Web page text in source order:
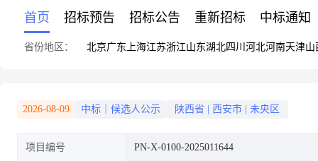
首页 招标预告 招标公告 重新招标 中标通知
省份地区： 北京广东 上海江苏浙江山东湖北四川 河北河南天津山
2026-08-09 中标｜候选人公示 陕西省 西安市 未央区
项目编号 PN-X-0100-2025011644